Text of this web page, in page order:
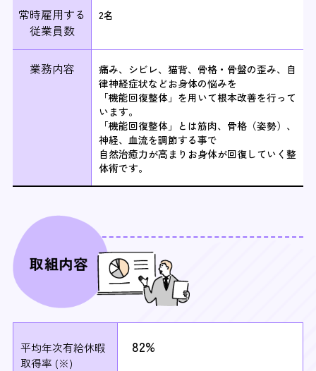
常時雇用する
従業員数
2名
業務内容
痛み、シビレ、猫背、骨格・骨盤の歪み、自
律神経症状などお身体の悩みを
「機能回復整体」を用いて根本改善を行って
います。
「機能回復整体」とは筋肉、骨格（姿勢）、
神経、血流を調節する事で
自然治癒力が高まりお身体が回復していく整
体術です。
平均年次有給休暇
取得率 (※)
82%